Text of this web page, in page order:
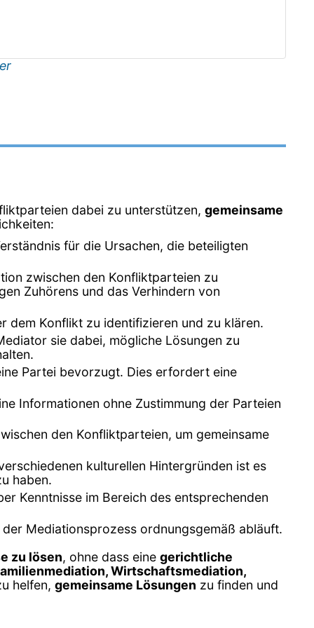
dabei zu unterstützen, gemeinsame
für die Ursachen, die beteiligten
zwischen den Konfliktparteien zu
Zuhörens und das Verhindern von
dem Konflikt zu identifizieren und zu klären.
sie dabei, mögliche Lösungen zu
Partei bevorzugt. Dies erfordert eine
Informationen ohne Zustimmung der Parteien
den Konfliktparteien, um gemeinsame
kulturellen Hintergründen ist es
haben.
Kenntnisse im Bereich des entsprechenden
Mediationsprozess ordnungsgemäß abläuft.
zu lösen, ohne dass eine gerichtliche
Wirtschaftsmediation,
helfen, gemeinsame Lösungen zu finden und